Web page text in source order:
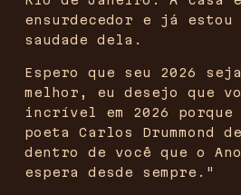
ensurdecedor e já estou
saudade dela.
Espero que seu 2026
melhor, eu desejo que
incrível em 2026 porque
poeta Carlos Drummond
dentro de você que o
espera desde